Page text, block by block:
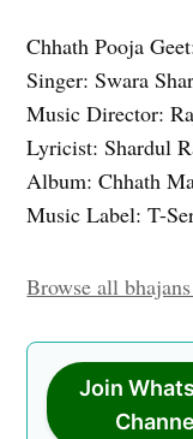
Chhath Pooja
Singer: Swara
Music Director:
Lyricist: Shardul
Album: Chhath
Music Label: T-
Browse all
Join